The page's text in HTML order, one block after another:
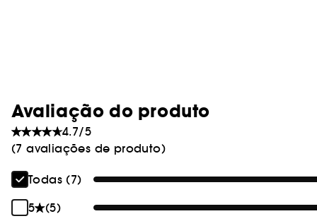
Avaliação do produto
4.7/5
(7 avaliações de produto)
Todas (7)
5
(5)